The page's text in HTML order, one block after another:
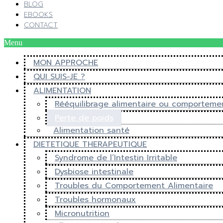
BLOG
EBOOKS
CONTACT
Menu
MON APPROCHE
QUI SUIS-JE ?
ALIMENTATION
Rééquilibrage alimentaire ou
Perte de poids
Alimentation santé
DIETETIQUE THERAPEUTIQUE
Syndrome de l’Intestin Irritable
Dysbiose intestinale
Troubles du Comportement Alimentaire
Troubles hormonaux
Micronutrition